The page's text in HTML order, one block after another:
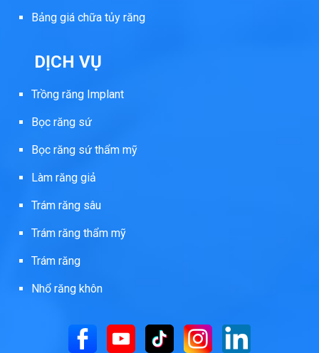
Bảng giá chữa tủy răng
DỊCH VỤ
Trồng răng Implant
Bọc răng sứ
Bọc răng sứ thẩm mỹ
Làm răng giả
Trám răng sâu
Trám răng thẩm mỹ
Trám răng
Nhổ răng khôn